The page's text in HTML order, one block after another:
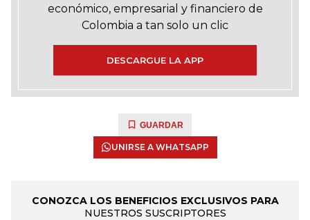
económico, empresarial y financiero de
Colombia a tan solo un clic
DESCARGUE LA APP
GUARDAR
UNIRSE A WHATSAPP
CONOZCA LOS BENEFICIOS EXCLUSIVOS PARA
NUESTROS SUSCRIPTORES